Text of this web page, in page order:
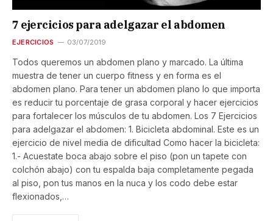
7 ejercicios para adelgazar el abdomen
EJERCICIOS 03/07/2019
Todos queremos un abdomen plano y marcado. La última
muestra de tener un cuerpo fitness y en forma es el
abdomen plano. Para tener un abdomen plano lo que importa
es reducir tu porcentaje de grasa corporal y hacer ejercicios
para fortalecer los músculos de tu abdomen. Los 7 Ejercicios
para adelgazar el abdomen: 1. Bicicleta abdominal. Este es un
ejercicio de nivel media de dificultad Como hacer la bicicleta:
1.- Acuestate boca abajo sobre el piso (pon un tapete con
colchón abajo) con tu espalda baja completamente pegada
al piso, pon tus manos en la nuca y los codo debe estar
flexionados,…